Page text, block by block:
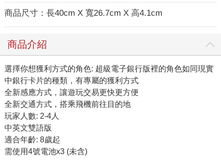
商品尺寸： 長40cm X 寬26.7cm X 高4.1cm
商品介紹
選擇你想獲利方式的角色: 超級電子銀行版裡的角色如同現實
中銀行卡片的種類，有專屬的獲利方式
全新感應方式，讓遊玩交易更快更方便
全新交通方式，搭乘飛機前往目的地
玩家人數: 2-4人
中英文雙語版
適合年齡: 8歲起
需使用4號電池x3 (未含)